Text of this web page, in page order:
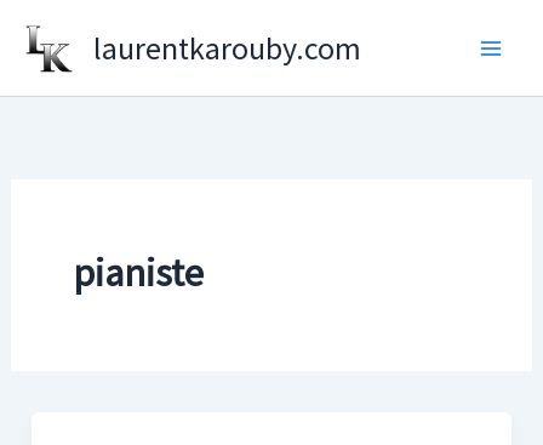
laurentkarouby.com
pianiste